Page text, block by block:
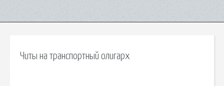
Читы на транспортный олигарх